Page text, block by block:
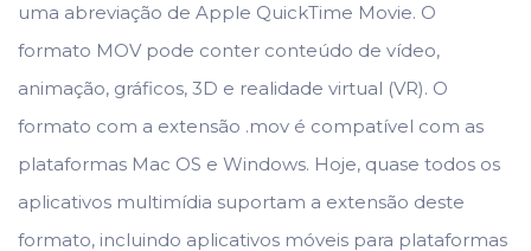
uma abreviação de Apple QuickTime Movie. O
formato MOV pode conter conteúdo de vídeo,
animação, gráficos, 3D e realidade virtual (VR). O
formato com a extensão .mov é compatível com as
plataformas Mac OS e Windows. Hoje, quase todos os
aplicativos multimídia suportam a extensão deste
formato, incluindo aplicativos móveis para plataformas